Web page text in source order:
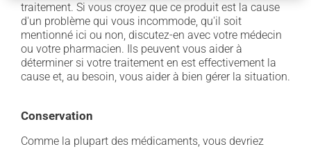
traitement. Si vous croyez que ce produit est la cause
d'un problème qui vous incommode, qu'il soit
mentionné ici ou non, discutez-en avec votre médecin
ou votre pharmacien. Ils peuvent vous aider à
déterminer si votre traitement en est effectivement la
cause et, au besoin, vous aider à bien gérer la situation.
Conservation
Comme la plupart des médicaments, vous devriez